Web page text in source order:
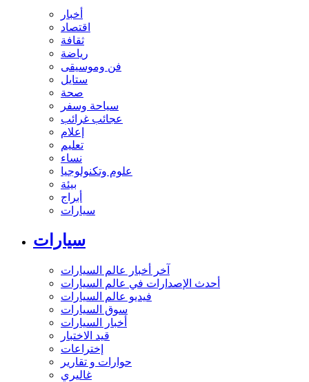
أخبار
اقتصاد
ثقافة
رياضة
فن وموسيقى
ستايل
صحة
سياحة وسفر
عجائب غرائب
إعلام
تعليم
نساء
علوم وتكنولوجيا
بيئة
أبراج
سيارات
سيارات
آخر أخبار عالم السيارات
أحدث الإصدارات في عالم السيارات
فيديو عالم السيارات
سوق السيارات
أخبار السيارات
قيد الاختبار
إختراعات
حوارات و تقارير
غاليري